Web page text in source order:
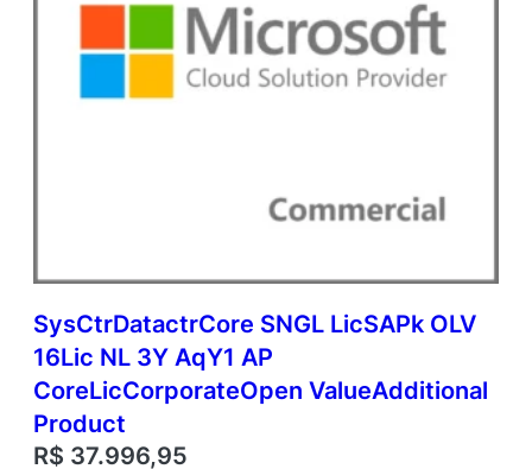
SysCtrDatactrCore SNGL LicSAPk OLV
16Lic NL 3Y AqY1 AP
CoreLicCorporateOpen ValueAdditional
Product
R$ 37.996,95